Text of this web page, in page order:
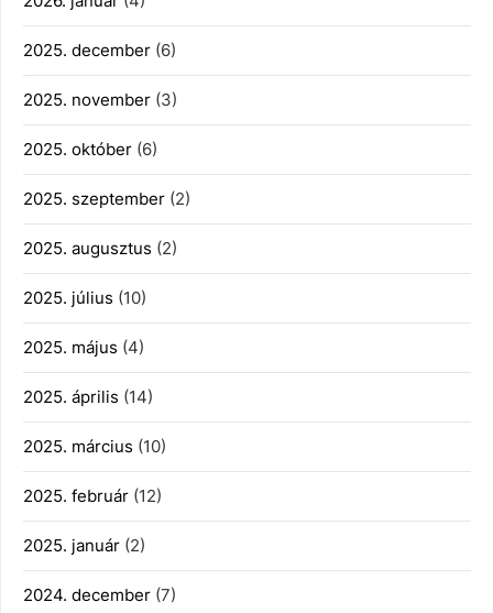
2025. december (6)
2025. november (3)
2025. október (6)
2025. szeptember (2)
2025. augusztus (2)
2025. július (10)
2025. május (4)
2025. április (14)
2025. március (10)
2025. február (12)
2025. január (2)
2024. december (7)